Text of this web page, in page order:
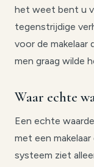
het weet bent u
tegenstrijdige
voor de
men graag wilde
Waar echte
Een echte
met een
systeem ziet